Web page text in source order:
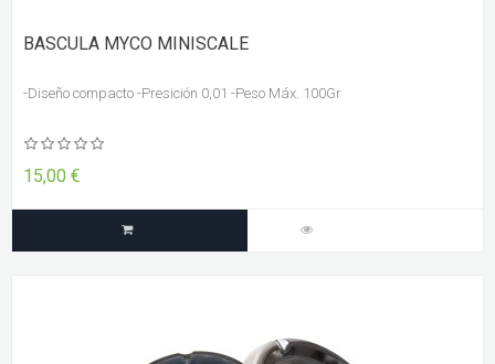
BASCULA MYCO MINISCALE
-Diseño compacto -Presición 0,01 -Peso Máx. 100Gr
15,00 €